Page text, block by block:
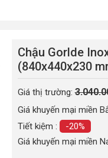
Chậu Gorlde
(840x440x230
Giá thị trường:
Giá khuyến mại miền
Tiết kiệm :
-20%
Giá khuyến mại miền